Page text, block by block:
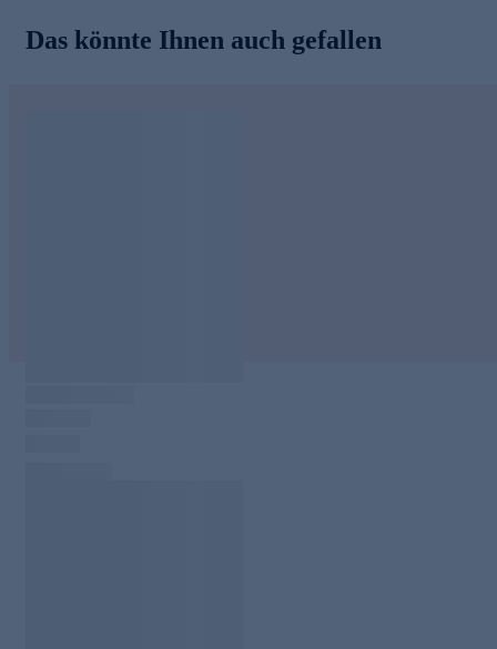
Das könnte Ihnen auch gefallen